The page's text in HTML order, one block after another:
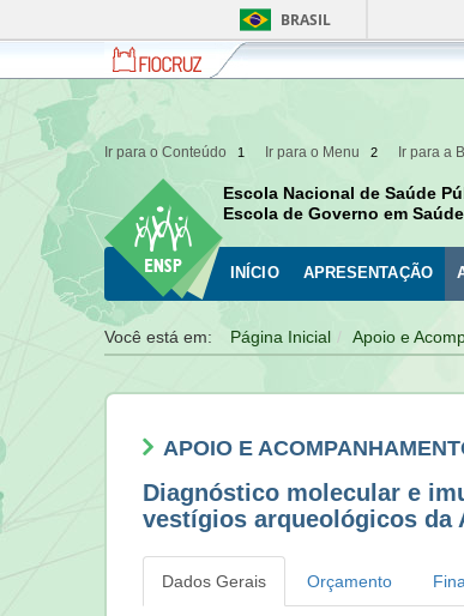
BRASIL
Fiocruz
Fale
com
Ir para o Conteúdo 1 Ir para o Menu 2 Ir para a
Escola Nacional de Saúde
Escola de Governo em Saúde
INÍCIO APRESENTAÇÃO
Você está em: Página Inicial Apoio e
APOIO E
Diagnóstico molecular e
vestígios arqueológicos da
Dados Gerais Orçamento